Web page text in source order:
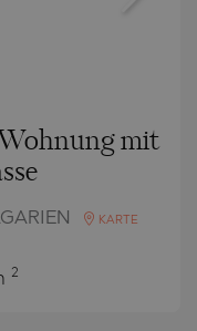
mit
KARTE
2